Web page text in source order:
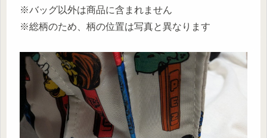
※バッグ以外は商品に含まれません
※総柄のため、柄の位置は写真と異なります